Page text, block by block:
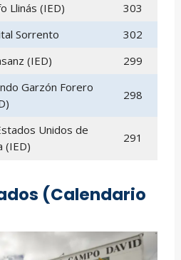
Llinás (IED)
303
Sorrento
302
(IED)
299
Garzón Forero
298
Unidos de
(IED)
291
(Calendario